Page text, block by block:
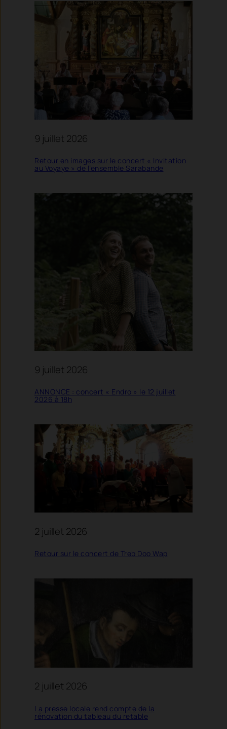
9 juillet 2026
Retour en images sur le concert « Invitation
au Voyaye » de l’ensemble Sarabande
9 juillet 2026
ANNONCE : concert « Endro » le 12 juillet
2026 à 18h
2 juillet 2026
Retour sur le concert de Treb Doo Wap
2 juillet 2026
La presse locale rend compte de la
rénovation du tableau du retable